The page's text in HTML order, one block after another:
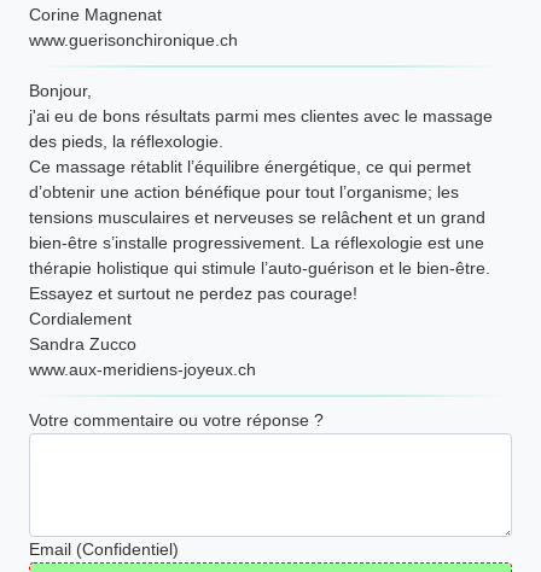
Corine Magnenat
www.guerisonchironique.ch
Bonjour,
j'ai eu de bons résultats parmi mes clientes avec le massage
des pieds, la réflexologie.
Ce massage rétablit l’équilibre énergétique, ce qui permet
d’obtenir une action bénéfique pour tout l’organisme; les
tensions musculaires et nerveuses se relâchent et un grand
bien-être s’installe progressivement. La réflexologie est une
thérapie holistique qui stimule l’auto-guérison et le bien-être.
Essayez et surtout ne perdez pas courage!
Cordialement
Sandra Zucco
www.aux-meridiens-joyeux.ch
Votre commentaire ou votre réponse ?
Email (Confidentiel)